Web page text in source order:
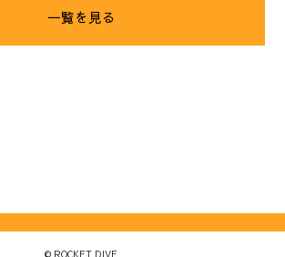
一覧を見る
© ROCKET DIVE